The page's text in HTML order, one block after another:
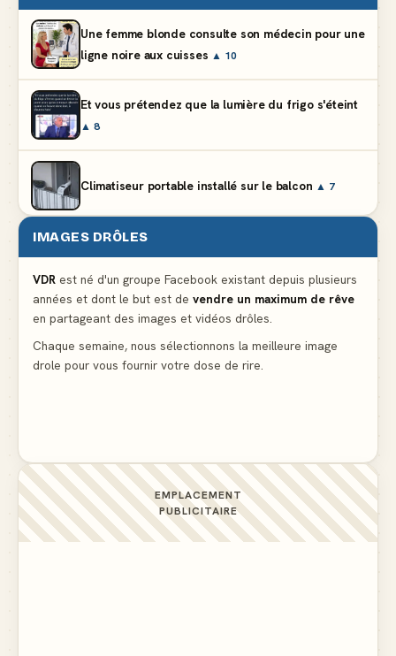
Une femme blonde consulte son médecin pour une
ligne noire aux cuisses ▲ 10
Et vous prétendez que la lumière du frigo s'éteint
▲ 8
Climatiseur portable installé sur le balcon ▲ 7
Le problème cardiaque du médecin ▲ 6
La voisine en bikini pour que le mari tonde la
pelouse
IMAGES DRÔLES
VDR est né d'un groupe Facebook existant depuis plusieurs
années et dont le but est de vendre un maximum de rêve
en partageant des images et vidéos drôles.
Chaque semaine, nous sélectionnons la meilleure image
drole pour vous fournir votre dose de rire.
EMPLACEMENT
PUBLICITAIRE